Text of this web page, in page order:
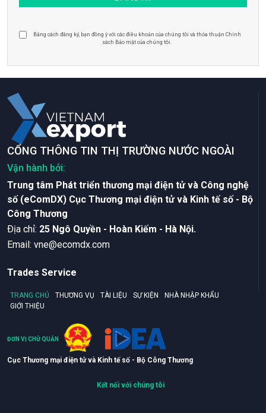
Bằng cách đăng ký, bạn đồng ý với các điều khoản của chúng tôi và thỏa thuận Chính
sách Bảo mật của chúng tôi.
CỔNG THÔNG TIN THỊ TRƯỜNG NƯỚC NGOÀI
Vận hành bởi:
Trung tâm Phát triển thương mại điện tử và Công nghệ
số (eComDX) Cục Thương mại điện tử và Kinh tế số - Bộ
Công Thương
Ðịa chỉ: 25 Ngô Quyền - Hoàn Kiếm - Hà Nội.
Email: vne@ecomdx.com
Trades Service
TRANG CHỦ THƯƠNG VỤ TÀI LIỆU SỰ KIỆN
NHÀ NHẬP KHẨU
GIỚI THIỆU
ĐƠN VỊ CHỦ QUẢN
Cục Thương mại điện tử và Kinh tế số - Bộ Công Thương
Kết nối với chúng tôi